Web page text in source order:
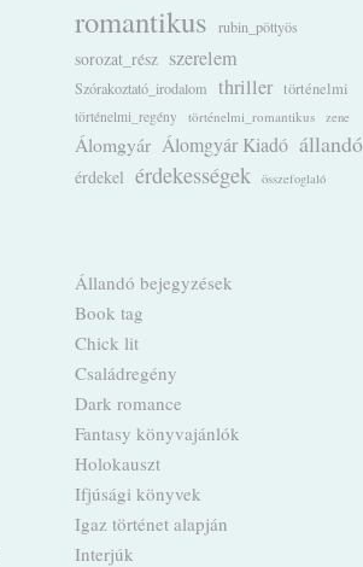
romantikus rubin_pöttyös
sorozat_rész szerelem
Szórakoztató_irodalom thriller történelmi
történelmi_regény történelmi_romantikus zene
Álomgyár Álomgyár Kiadó állandó
érdekel érdekességek összefoglaló
Állandó bejegyzések
Book tag
Chick lit
Családregény
Dark romance
Fantasy könyvajánlók
Holokauszt
Ifjúsági könyvek
Igaz történet alapján
Interjúk